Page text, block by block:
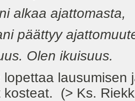
alkaa ajattomasta,
päättyy
Olen ikuisuus.
lopettaa
kosteat. (> Ks.